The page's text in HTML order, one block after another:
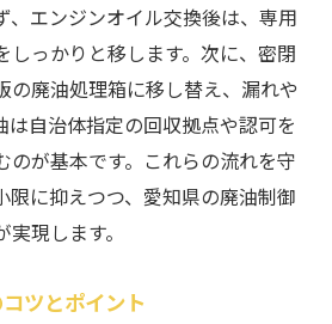
、エンジンオイル交換後は、専用
しっかりと移します。次に、密閉
の廃油処理箱に移し替え、漏れや
は自治体指定の回収拠点や認可を
のが基本です。これらの流れを守
限に抑えつつ、愛知県の廃油制御
現します。
ツとポイント